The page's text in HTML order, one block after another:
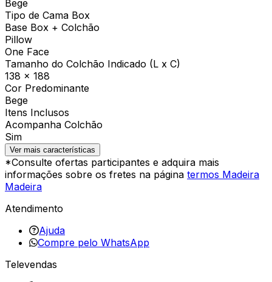
Bege
Tipo de Cama Box
Base Box + Colchão
Pillow
One Face
Tamanho do Colchão Indicado (L x C)
138 x 188
Cor Predominante
Bege
Itens Inclusos
Acompanha Colchão
Sim
Ver mais características
*Consulte ofertas participantes e adquira mais
informações sobre os fretes na página termos Madeira
Madeira
Atendimento
Ajuda
Compre pelo WhatsApp
Televendas